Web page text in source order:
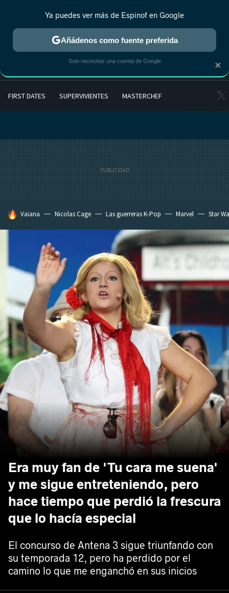
FIRST DATES SUPERVIVIENTES MASTERCHEF
HOY SE HABLA DE
Vaiana Nicolas Cage Las guerreras K-Pop Marvel Star
Era muy fan de 'Tu cara me suena'
y me sigue entreteniendo, pero
hace tiempo que perdió la frescura
que lo hacía especial
El concurso de Antena 3 sigue triunfando con
su temporada 12, pero ha perdido por el
camino lo que me enganchó en sus inicios
×
Ya puedes ver más de Espinof en Google
Añádenos como fuente preferida
Solo necesitas una cuenta de Google